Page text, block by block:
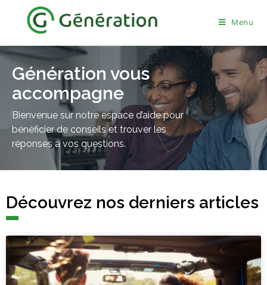
Menu
Génération vous
accompagne
Bienvenue sur notre espace d’aide pour
bénéficier de conseils et trouver les
réponses à vos questions.
Découvrez nos derniers articles